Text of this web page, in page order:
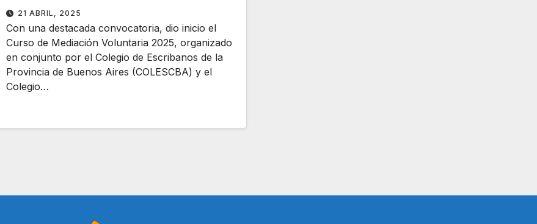
21 ABRIL, 2025
Con una destacada convocatoria, dio inicio el
Curso de Mediación Voluntaria 2025, organizado
en conjunto por el Colegio de Escribanos de la
Provincia de Buenos Aires (COLESCBA) y el
Colegio…